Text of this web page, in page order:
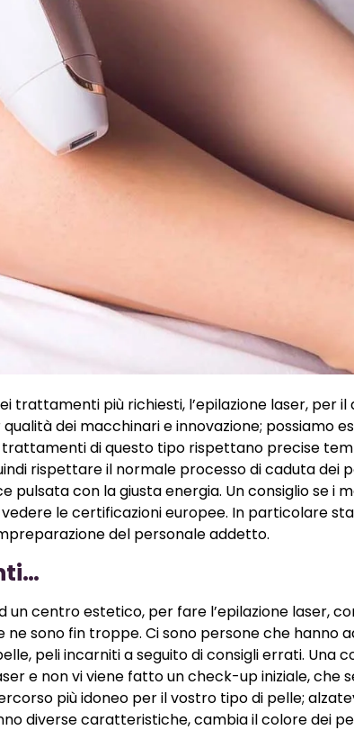
trattamenti più richiesti, l’epilazione laser, per il
dei macchinari e innovazione; possiamo
di questo tipo rispettano precise
rispettare il normale processo di caduta dei
pulsata con la giusta energia. Un consiglio se i
vedere le certificazioni europee. In particolare
del personale addetto.
centro estetico, per fare l’epilazione laser,
sono fin troppe. Ci sono persone che hanno
peli incarniti a seguito di consigli errati. Una
e non vi viene fatto un check-up iniziale, che
più idoneo per il vostro tipo di pelle;
diverse caratteristiche, cambia il colore dei